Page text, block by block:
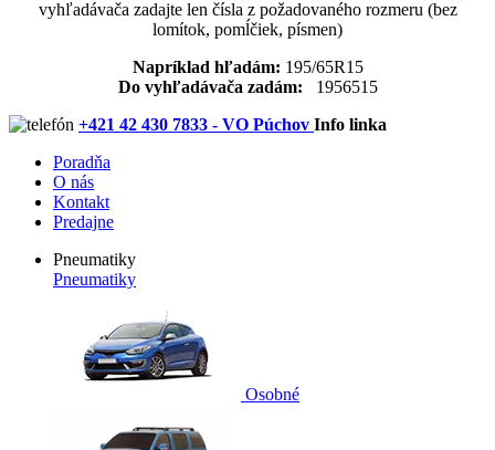
vyhľadávača zadajte len čísla z požadovaného rozmeru (bez
lomítok, pomĺčiek, písmen)
Napríklad hľadám: 195/65R15
Do vyhľadávača zadám: 1956515
+421 42 430 7833 - VO Púchov Info linka
Poradňa
O nás
Kontakt
Predajne
Pneumatiky
Pneumatiky
Osobné